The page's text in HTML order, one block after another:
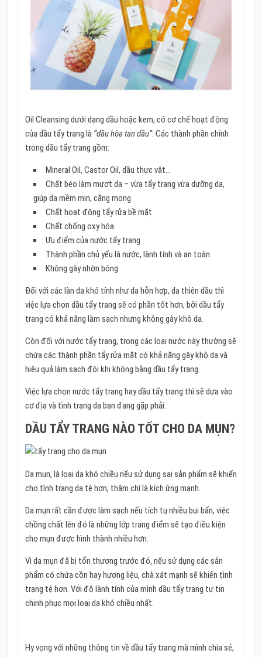
Oil Cleansing dưới dạng dầu hoặc kem, có cơ chế hoạt động
của dầu tẩy trang là “dầu hòa tan dầu”. Các thành phần chính
trong dầu tẩy trang gồm:
Mineral Oil, Castor Oil, dầu thực vật…
Chất béo làm mượt da – vừa tẩy trang vừa dưỡng da,
giúp da mềm mịn, căng mọng
Chất hoạt động tẩy rửa bề mặt
Chất chống oxy hóa
Ưu điểm của nước tẩy trang
Thành phần chủ yếu là nước, lành tính và an toàn
Không gây nhờn bóng
Đối với các làn da khó tính như da hỗn hợp, da thiên dầu thì
việc lựa chọn dầu tẩy trang sẽ có phần tốt hơn, bởi dầu tẩy
trang có khả năng làm sạch nhưng không gây khô da.
Còn đối với nước tẩy trang, trong các loại nước này thường sẽ
chứa các thành phần tẩy rửa mặt có khả năng gây khô da và
hiệu quả làm sạch đôi khi không bằng dầu tẩy trang.
Việc lựa chọn nước tẩy trang hay dầu tẩy trang thì sẽ dựa vào
cơ địa và tình trạng da bạn đang gặp phải.
DẦU TẨY TRANG NÀO TỐT CHO DA MỤN?
Da mụn, là loại da khó chiều nếu sử dụng sai sản phẩm sẽ khiến
cho tình trạng da tệ hơn, thậm chí là kích ứng mạnh.
Da mụn rất cần được làm sạch nếu tích tụ nhiều bụi bẩn, việc
chồng chất lên đó là những lớp trang điểm sẽ tạo điều kiện
cho mụn được hình thành nhiều hơn.
Vì da mụn đã bị tổn thương trước đó, nếu sử dụng các sản
phẩm có chứa cồn hay hương liệu, chà xát mạnh sẽ khiến tình
trạng tệ hơn. Với độ lành tính của mình dầu tẩy trang tự tin
chinh phục mọi loại da khó chiều nhất.
Hy vọng với những thông tin về dầu tẩy trang mà mình chia sẻ,